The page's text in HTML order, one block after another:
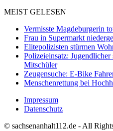
MEIST GELESEN
Vermisste Magdeburgerin
Frau in Supermarkt
Elitepolizisten stürmen
Polizeieinsatz:
Mitschüler
Zeugensuche: E-Bike
Menschenrettung bei
Impressum
Datenschutz
© sachsenanhalt112.de - All